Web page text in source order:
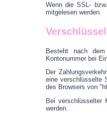
Wenn die SSL-
mitgelesen werden.
Besteht nach
Kontonummer bei
Der
eine verschlüsselte
des Browsers von
Bei verschlüsselter
werden.